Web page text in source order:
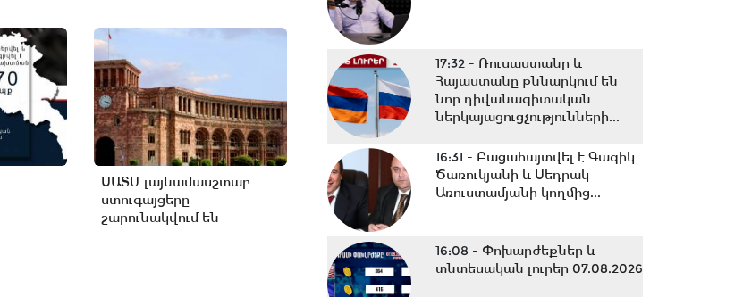
ՍԱՏՄ լայնամասշտաբ
ստուգայցերը
շարունակվում են
17:32 - Ռուսաստանը և
Հայաստանը քննարկում են
նոր դիվանագիտական
ներկայացուցչությունների...
16:31 - Բացահայտվել է Գագիկ
Ծառուկյանի և Սեդրակ
Առուստամյանի կողմից...
16:08 - Փոխարժեքներ և
տնտեսական լուրեր 07.08.2026